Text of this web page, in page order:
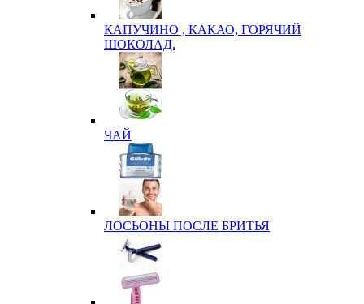
КАПУЧИНО , КАКАО, ГОРЯЧИЙ
ШОКОЛАД.
ЧАЙ
ЛОСЬОНЫ ПОСЛЕ БРИТЬЯ